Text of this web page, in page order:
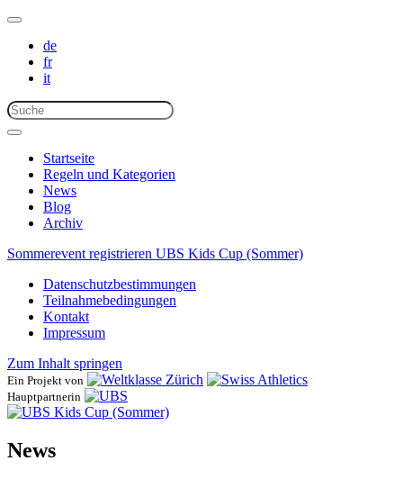
de
fr
it
Startseite
Regeln und Kategorien
News
Blog
Archiv
Sommerevent registrieren UBS Kids Cup (Sommer)
Datenschutzbestimmungen
Teilnahmebedingungen
Kontakt
Impressum
Zum Inhalt springen
Ein Projekt von
Hauptpartnerin
News